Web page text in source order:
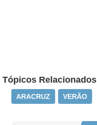
Tópicos Relacionados
ARACRUZ VERÃO